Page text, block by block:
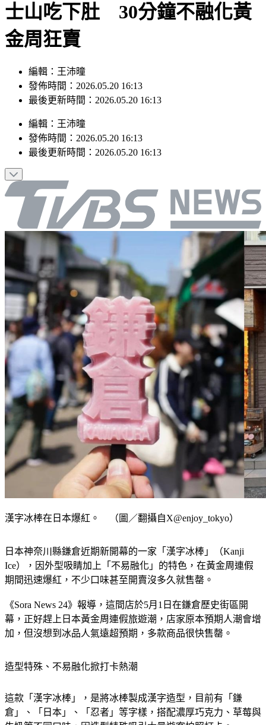
士山吃下肚 30分鐘不融化黃
金周狂賣
編輯：王沛曈
發佈時間：2026.05.20 16:13
最後更新時間：2026.05.20 16:13
編輯 ： 王沛曈
發佈時間： 2026.05.20 16:13
最後更新時間： 2026.05.20 16:13
漢字冰棒在日本爆紅。 （圖／翻攝自X@enjoy_tokyo）
日本神奈川縣鎌倉近期新開幕的一家「漢字冰棒」（Kanji
Ice），因外型吸睛加上「不易融化」的特色，在黃金周連假
期間迅速爆紅，不少口味甚至開賣沒多久就售罄。
《Sora News 24》報導，這間店於5月1日在鎌倉歷史街區開
幕，正好趕上日本黃金周連假旅遊潮，店家原本預期人潮會增
加，但沒想到冰品人氣遠超預期，多款商品很快售罄。
造型特殊、不易融化掀打卡熱潮
這款「漢字冰棒」，是將冰棒製成漢字造型，目前有「鎌
倉」、「日本」、「忍者」等字樣，搭配濃厚巧克力、草莓與